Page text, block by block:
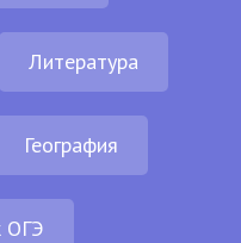
Литература
География
ОГЭ